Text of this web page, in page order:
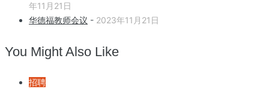
年11月21日
华德福教师会议 - 2023年11月21日
You Might Also Like
招聘